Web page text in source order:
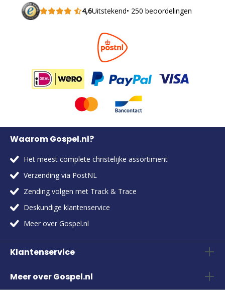
4,6Uitstekend• 250 beoordelingen
Waarom Gospel.nl?
Het meest complete christelijke assortiment
Verzending via PostNL
Zending volgen met Track & Trace
Deskundige klantenservice
Meer over Gospel.nl
Klantenservice
Meer over Gospel.nl